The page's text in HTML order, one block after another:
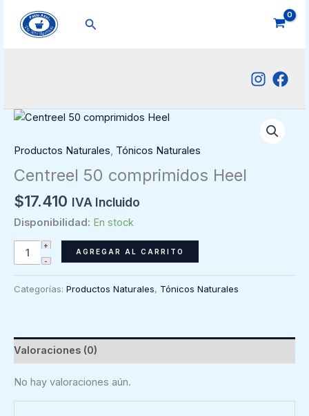
contenido
Buscar
Productos Naturales, Tónicos Naturales
Centreel 50 comprimidos Heel
$17.410 IVA Incluido
Disponibilidad: En stock
Centreel
50
AGREGAR AL CARRITO
Categorías: Productos Naturales, Tónicos Naturales
Valoraciones (0)
No hay valoraciones aún.